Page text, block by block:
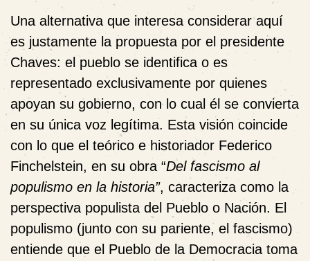
Una alternativa que interesa considerar aquí
es justamente la propuesta por el presidente
Chaves: el pueblo se identifica o es
representado exclusivamente por quienes
apoyan su gobierno, con lo cual él se convierta
en su única voz legítima. Esta visión coincide
con lo que el teórico e historiador Federico
Finchelstein, en su obra “Del fascismo al
populismo en la historia”, caracteriza como la
perspectiva populista del Pueblo o Nación. El
populismo (junto con su pariente, el fascismo)
entiende que el Pueblo de la Democracia toma